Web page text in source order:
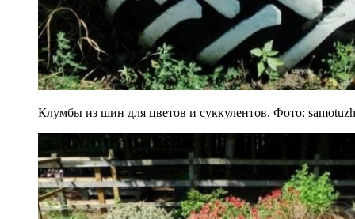
Клумбы из шин для цветов и суккулентов. Фото: